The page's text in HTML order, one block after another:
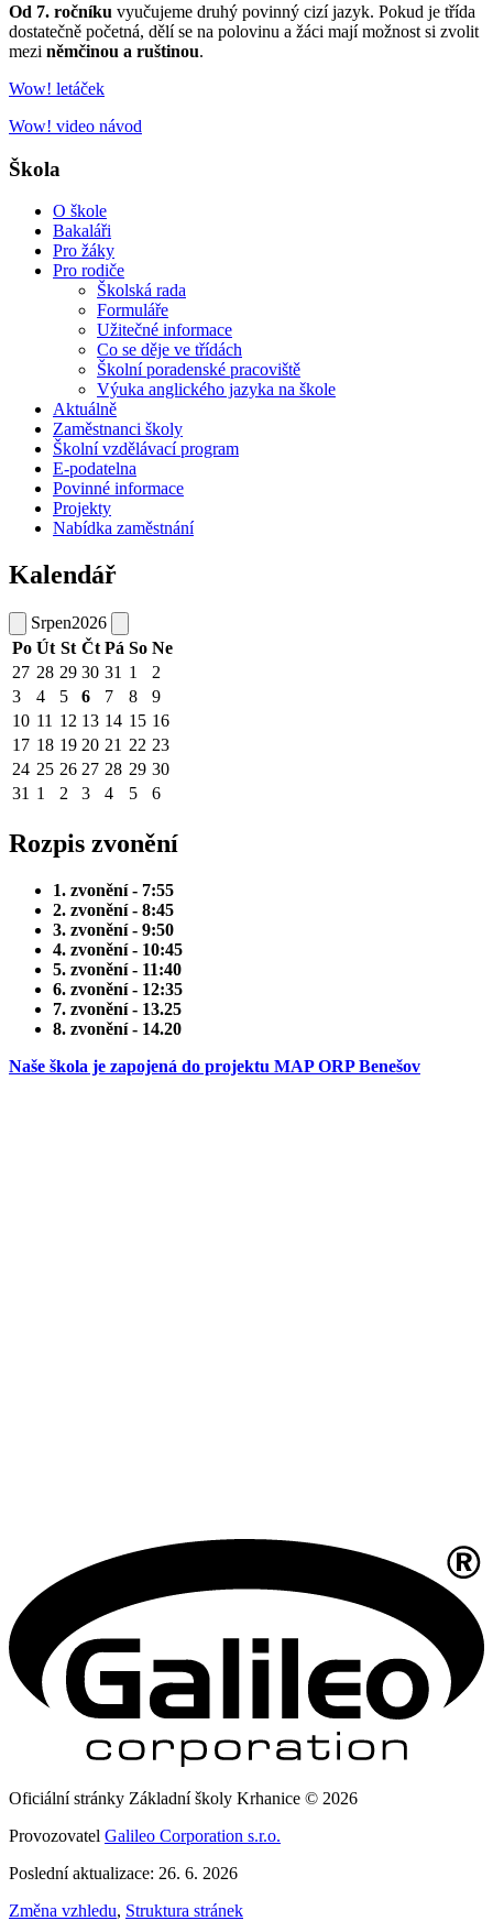
Od 7. ročníku vyučujeme druhý povinný cizí jazyk. Pokud je třída
dostatečně početná, dělí se na polovinu a žáci mají možnost si zvolit
mezi němčinou a ruštinou.
Wow! letáček
Wow! video návod
Škola
O škole
Bakaláři
Pro žáky
Pro rodiče
Školská rada
Formuláře
Užitečné informace
Co se děje ve třídách
Školní poradenské pracoviště
Výuka anglického jazyka na škole
Aktuálně
Zaměstnanci školy
Školní vzdělávací program
E-podatelna
Povinné informace
Projekty
Nabídka zaměstnání
Kalendář
Srpen2026
Po Út St Čt Pá So Ne
27 28 29 30 31 1
2
3
4 5 6 7 8
9
10 11 12 13 14 15 16
17 18 19 20 21 22 23
24 25 26 27 28 29 30
31 1 2 3 4 5 6
Rozpis zvonění
1. zvonění - 7:55
2. zvonění - 8:45
3. zvonění - 9:50
4. zvonění - 10:45
5. zvonění - 11:40
6. zvonění - 12:35
7. zvonění - 13.25
8. zvonění - 14.20
Naše škola je zapojená do projektu MAP ORP Benešov
Oficiální stránky Základní školy Krhanice © 2026
Provozovatel Galileo Corporation s.r.o.
Poslední aktualizace: 26. 6. 2026
Změna vzhledu, Struktura stránek